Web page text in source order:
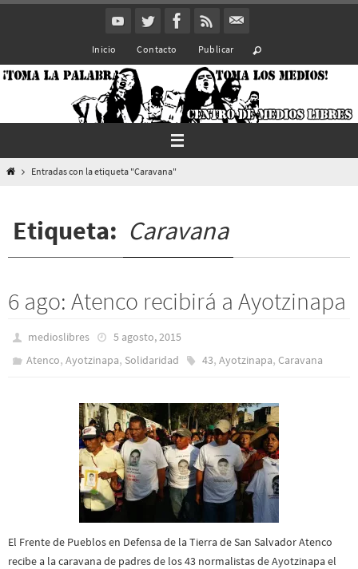
Inicio Contacto Publicar
InicioEntradas con la etiqueta "Caravana"
Etiqueta: Caravana
6 ago: Atenco recibirá a Ayotzinapa
medioslibres
5 agosto, 2015
Atenco,Ayotzinapa, Solidaridad 43, Ayotzinapa, Caravana
El Frente de Pueblos en Defensa de la Tierra de San Salvador Atenco
recibe a la caravana de padres de los 43 normalistas de Ayotzinapa el